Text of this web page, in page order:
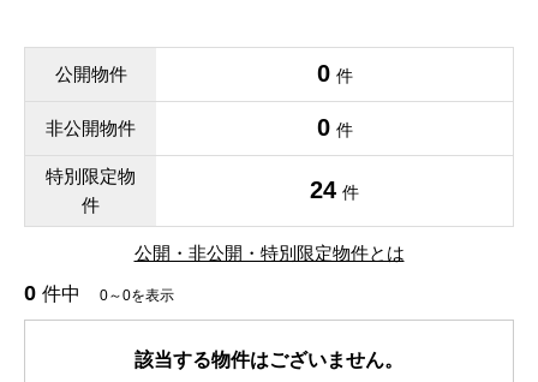
公開物件 0 件
非公開物件 0 件
特別限定物
件
24 件
公開・非公開・特別限定物件とは
0 件中 0～0を表示
該当する物件はございません。